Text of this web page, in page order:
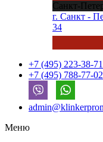
Санкт-
г. Санкт -
34
+7 (495) 223-38-71
+7 (495) 788-77-02
Меню